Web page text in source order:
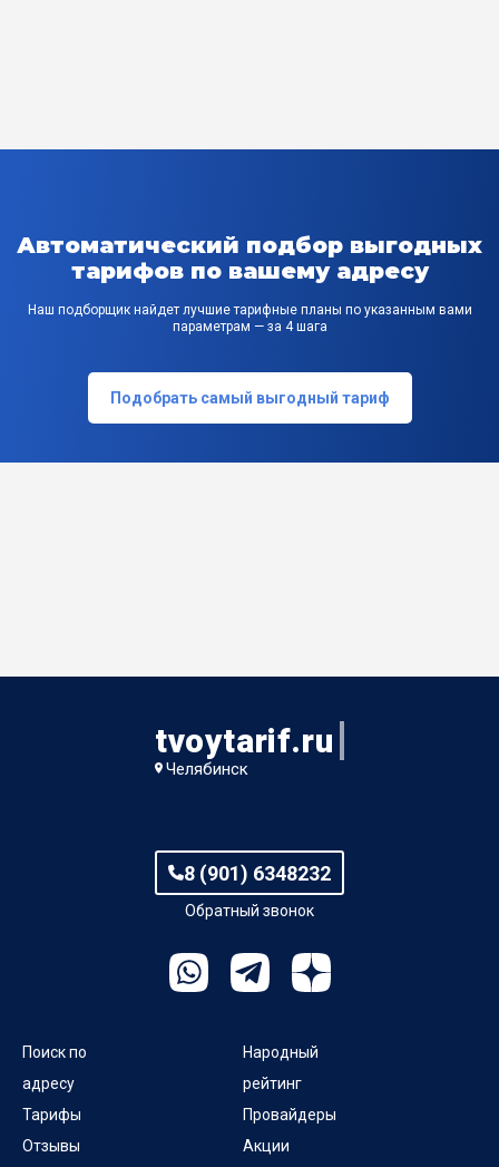
Автоматический подбор выгодных
тарифов по вашему адресу
Наш подборщик найдет лучшие тарифные планы по указанным вами
параметрам — за 4 шага
Подобрать самый выгодный тариф
tvoytarif.ru
Челябинск
8 (901) 6348232
Обратный звонок
Поиск по
адресу
Тарифы
Отзывы
Народный
рейтинг
Провайдеры
Акции